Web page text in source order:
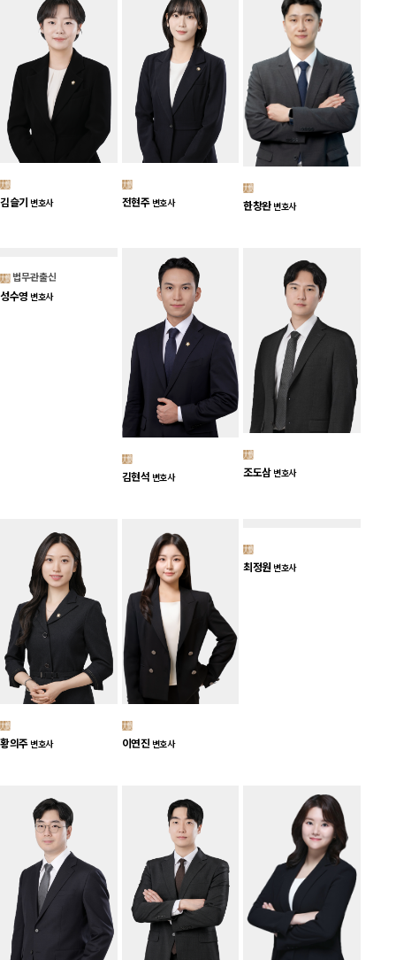
김슬기 변호사 전현주변호사 한창완변호사
법무관출신
성수영 변호사
김현석 변호사 조도삼변호사
황의주변호사 이연진 변호사
최정원변호사